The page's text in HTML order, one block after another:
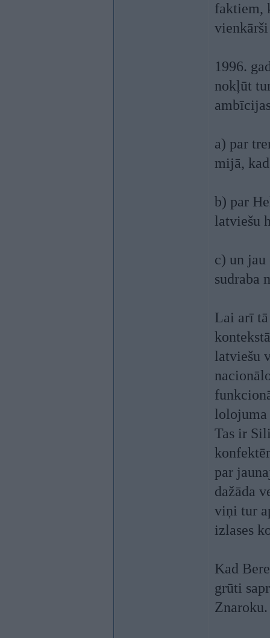
faktiem,
1996.
nokļūt
a) par
mijā,
b) par
latviešu
c) un jau
sudraba
Lai arī
latviešu
lolojuma
Tas ir
par
dažāda
viņi tur
izlases
Kad
grūti
Znaroku.